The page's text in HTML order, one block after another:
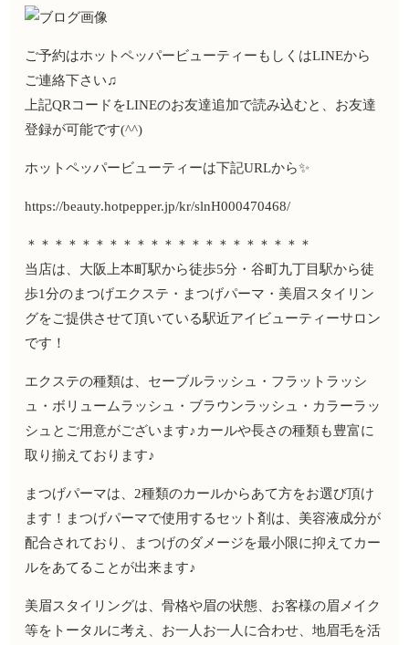
ご予約はホットペッパービューティーもしくはLINEから
ご連絡下さい♫
上記QRコードをLINEのお友達追加で読み込むと、お友達
登録が可能です(^^)
ホットペッパービューティーは下記URLから✨
https://beauty.hotpepper.jp/kr/slnH000470468/
＊＊＊＊＊＊＊＊＊＊＊＊＊＊＊＊＊＊＊＊＊
当店は、大阪上本町駅から徒歩5分・谷町九丁目駅から徒
歩1分のまつげエクステ・まつげパーマ・美眉スタイリン
グをご提供させて頂いている駅近アイビューティーサロン
です！
エクステの種類は、セーブルラッシュ・フラットラッシ
ュ・ボリュームラッシュ・ブラウンラッシュ・カラーラッ
シュとご用意がございます♪カールや長さの種類も豊富に
取り揃えております♪
まつげパーマは、2種類のカールからあて方をお選び頂け
ます！まつげパーマで使用するセット剤は、美容液成分が
配合されており、まつげのダメージを最小限に抑えてカー
ルをあてることが出来ます♪
美眉スタイリングは、骨格や眉の状態、お客様の眉メイク
等をトータルに考え、お一人お一人に合わせ、地眉毛を活